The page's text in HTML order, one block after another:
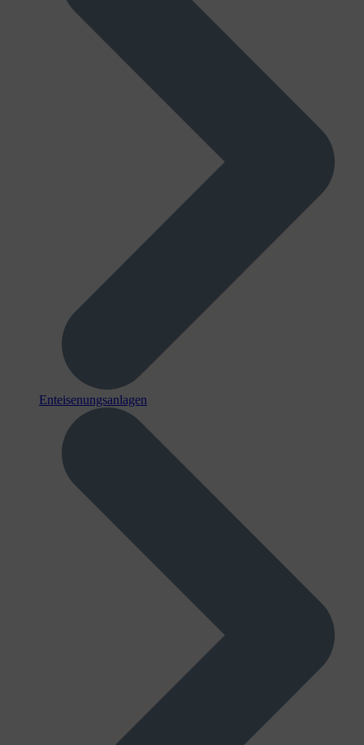
Enteisenungsanlagen